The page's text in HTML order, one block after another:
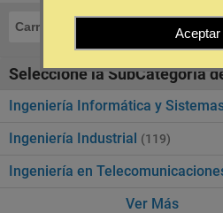
Carreras Universitarias
Seleccione la SubCategoría
Ingeniería Informática y
Ingeniería Industrial (119)
Ingeniería en
Ver Más
Aceptar